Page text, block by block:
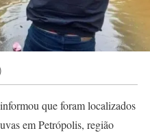
que foram localizados
em Petrópolis, região